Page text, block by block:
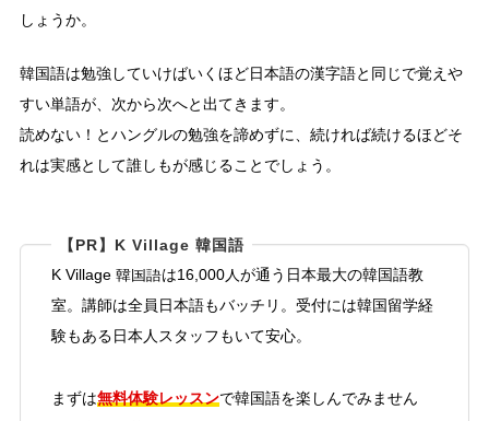
しょうか。
韓国語は勉強していけばいくほど日本語の漢字語と同じで覚えや
すい単語が、次から次へと出てきます。
読めない！とハングルの勉強を諦めずに、続ければ続けるほどそ
れは実感として誰しもが感じることでしょう。
【PR】K Village 韓国語
K Village 韓国語は16,000人が通う日本最大の韓国語教
室。講師は全員日本語もバッチリ。受付には韓国留学経
験もある日本人スタッフもいて安心。
まずは無料体験レッスンで韓国語を楽しんでみません